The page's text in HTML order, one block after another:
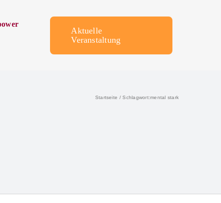
Aktuelle
Veranstaltung
Startseite Schlagwort:mental stark